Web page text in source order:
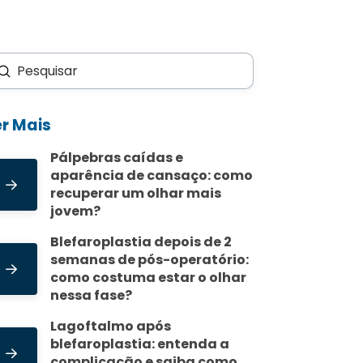
Enviar
Mais
Pálpebras caídas e
aparência de cansaço: como
recuperar um olhar mais
jovem?
Blefaroplastia depois de 2
semanas de pós-operatório:
como costuma estar o olhar
nessa fase?
Lagoftalmo após
blefaroplastia: entenda a